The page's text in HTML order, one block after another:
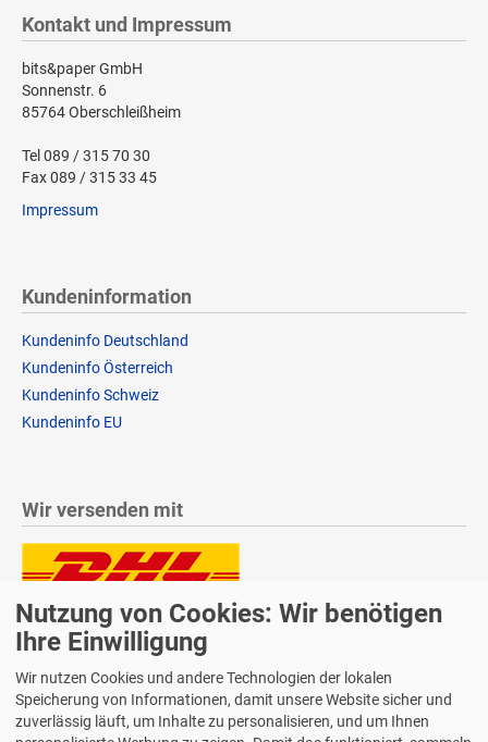
Kontakt und Impressum
bits&paper GmbH
Sonnenstr. 6
85764 Oberschleißheim
Tel 089 / 315 70 30
Fax 089 / 315 33 45
Impressum
Kundeninformation
Kundeninfo Deutschland
Kundeninfo Österreich
Kundeninfo Schweiz
Kundeninfo EU
Wir versenden mit
Lieferung auch an Packstationen und Postfilialen
Samstagszustellung
Nutzung von Cookies: Wir benötigen
Ihre Einwilligung
Wir nutzen Cookies und andere Technologien der lokalen
Speicherung von Informationen, damit unsere Website sicher und
zuverlässig läuft, um Inhalte zu personalisieren, und um Ihnen